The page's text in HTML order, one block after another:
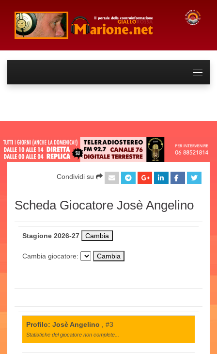
Condividi su
Scheda Giocatore Josè Angelino
Stagione 2026-27
Cambia giocatore:
Profilo: Josè Angelino , #3
Statistiche del giocatore non complete...